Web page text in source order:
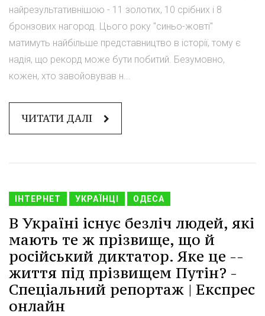
найрезультативнішою - 11 золотих, 10 срібних і 8
бронзових нагород. Цього року "синьо-жовті"
матимуть найбільше представництво в історії, тому є
надія, що рекорд може бути побитий. Безумовно,
кожен, хто завойовував н...
ЧИТАТИ ДАЛІ
ІНТЕРНЕТ УКРАЇНЦІ ОДЕСА
В Україні існує безліч людей, які
мають те ж прізвище, що й
російський диктатор. Яке це --
життя під прізвищем Путін? -
Спеціальний репортаж | Експрес
онлайн